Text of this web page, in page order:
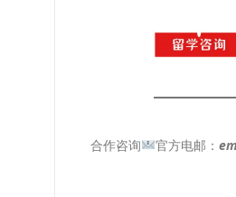
合作咨询 官方电邮：